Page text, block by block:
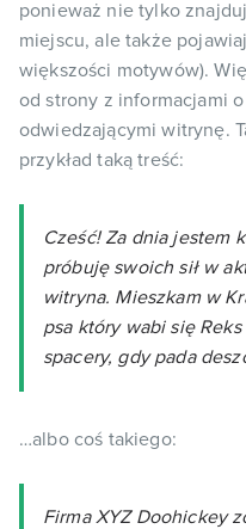
ponieważ nie tylko
miejscu, ale także
większości motywów).
od strony z informacjami
odwiedzającymi witrynę.
przykład taką treść:
Cześć! Za dnia jestem
próbuję swoich sił w
witryna. Mieszkam w
psa który wabi się
spacery, gdy pada
…albo coś takiego:
Firma XYZ Doohickey